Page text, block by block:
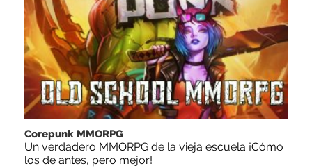
Corepunk MMORPG
Un verdadero MMORPG de la vieja escuela ¡Cómo
los de antes, pero mejor!